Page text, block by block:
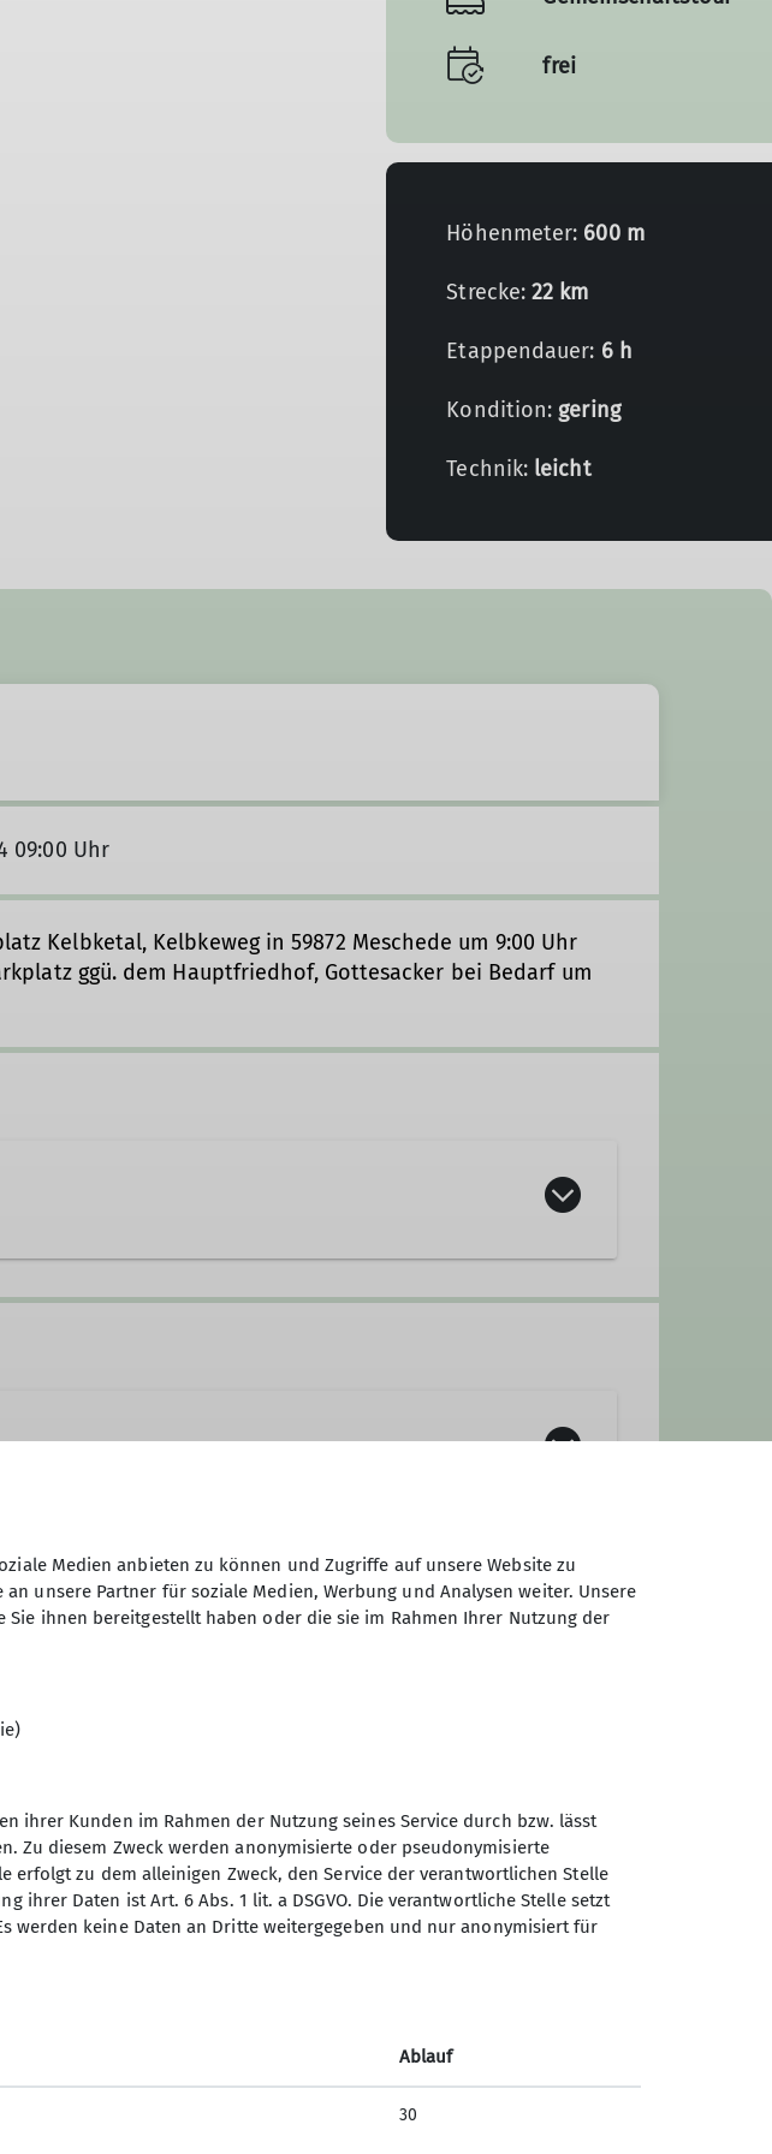
frei
Höhenmeter: 600 m
Strecke:22 km
Etappendauer: 6 h
Kondition: gering
Technik: leicht
09:00 Uhr
Kelbketal, Kelbkeweg in 59872 Meschede um 9:00 Uhr
ggü. dem Hauptfriedhof, Gottesacker bei Bedarf um
Sektion Dortmund des
Deutschen Alpenvereins e.V.
Märkische Str. 50
Medien anbieten zu können und Zugriffe auf unsere Website zu
unsere Partner für soziale Medien, Werbung und Analysen weiter. Unsere
ihnen bereitgestellt haben oder die sie im Rahmen Ihrer Nutzung der
ihrer Kunden im Rahmen der Nutzung seines Service durch bzw. lässt
Zu diesem Zweck werden anonymisierte oder pseudonymisierte
zu dem alleinigen Zweck, den Service der verantwortlichen Stelle
ihrer Daten ist Art. 6 Abs. 1 lit. a DSGVO. Die verantwortliche Stelle setzt
werden keine Daten an Dritte weitergegeben und nur anonymisiert für
Ablauf
30